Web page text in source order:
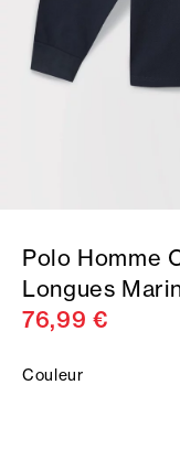
Polo Homme
Longues
76,99 €
Couleur